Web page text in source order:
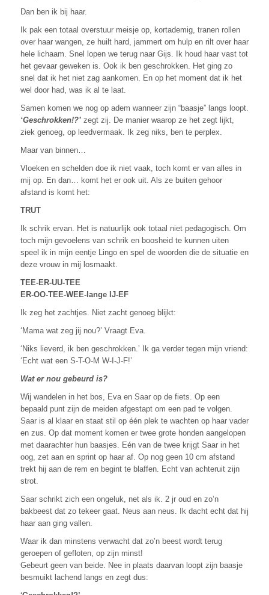
Dan ben ik bij haar.
Ik pak een totaal overstuur meisje op, kortademig, tranen rollen
over haar wangen, ze huilt hard, jammert om hulp en rilt over haar
hele lichaam. Snel lopen we terug naar Gijs. Ik houd haar vast tot
het gevaar geweken is. Ook ik ben geschrokken. Het ging zo
snel dat ik het niet zag aankomen. En op het moment dat ik het
wel door had, was ik al te laat.
Samen komen we nog op adem wanneer zijn “baasje” langs loopt.
‘Geschrokken!?’ zegt zij. De manier waarop ze het zegt lijkt,
ziek genoeg, op leedvermaak. Ik zeg niks, ben te perplex.
Maar van binnen…
Vloeken en schelden doe ik niet vaak, toch komt er van alles in
mij op. En dan… komt het er ook uit. Als ze buiten gehoor
afstand is komt het:
TRUT
Ik schrik ervan. Het is natuurlijk ook totaal niet pedagogisch. Om
toch mijn gevoelens van schrik en boosheid te kunnen uiten
speel ik in mijn eentje Lingo en spel de woorden die de situatie en
deze vrouw in mij losmaakt.
TEE-ER-UU-TEE
ER-OO-TEE-WEE-lange IJ-EF
Ik zeg het zachtjes. Niet zacht genoeg blijkt:
‘Mama wat zeg jij nou?’ Vraagt Eva.
‘Niks lieverd, ik ben geschrokken.’ Ik ga verder tegen mijn vriend:
‘Echt wat een S-T-O-M W-I-J-F!’
Wat er nou gebeurd is?
Wij wandelen in het bos, Eva en Saar op de fiets. Op een
bepaald punt zijn de meiden afgestapt om een pad te volgen.
Saar is al klaar en staat stil op één plek te wachten op haar vader
en zus. Op dat moment komen er twee grote honden aangelopen
met daarachter hun baasjes. Eén van de twee krijgt Saar in het
oog, zet aan en sprint op haar af. Op nog geen 10 cm afstand
trekt hij aan de rem en begint te blaffen. Echt van achteruit zijn
strot.
Saar schrikt zich een ongeluk, net als ik. 2 jr oud en zo’n
bakbeest dat zo tekeer gaat. Neus aan neus. Ik dacht echt dat hij
haar aan ging vallen.
Waar ik dan minstens verwacht dat zo’n beest wordt terug
geroepen of gefloten, op zijn minst!
Gebeurt geen van beide. Nee in plaats daarvan loopt zijn baasje
besmuikt lachend langs en zegt dus: